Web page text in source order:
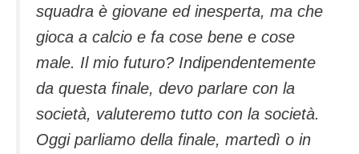
squadra è giovane ed inesperta, ma che
gioca a calcio e fa cose bene e cose
male. Il mio futuro? Indipendentemente
da questa finale, devo parlare con la
società, valuteremo tutto con la società.
Oggi parliamo della finale, martedì o in